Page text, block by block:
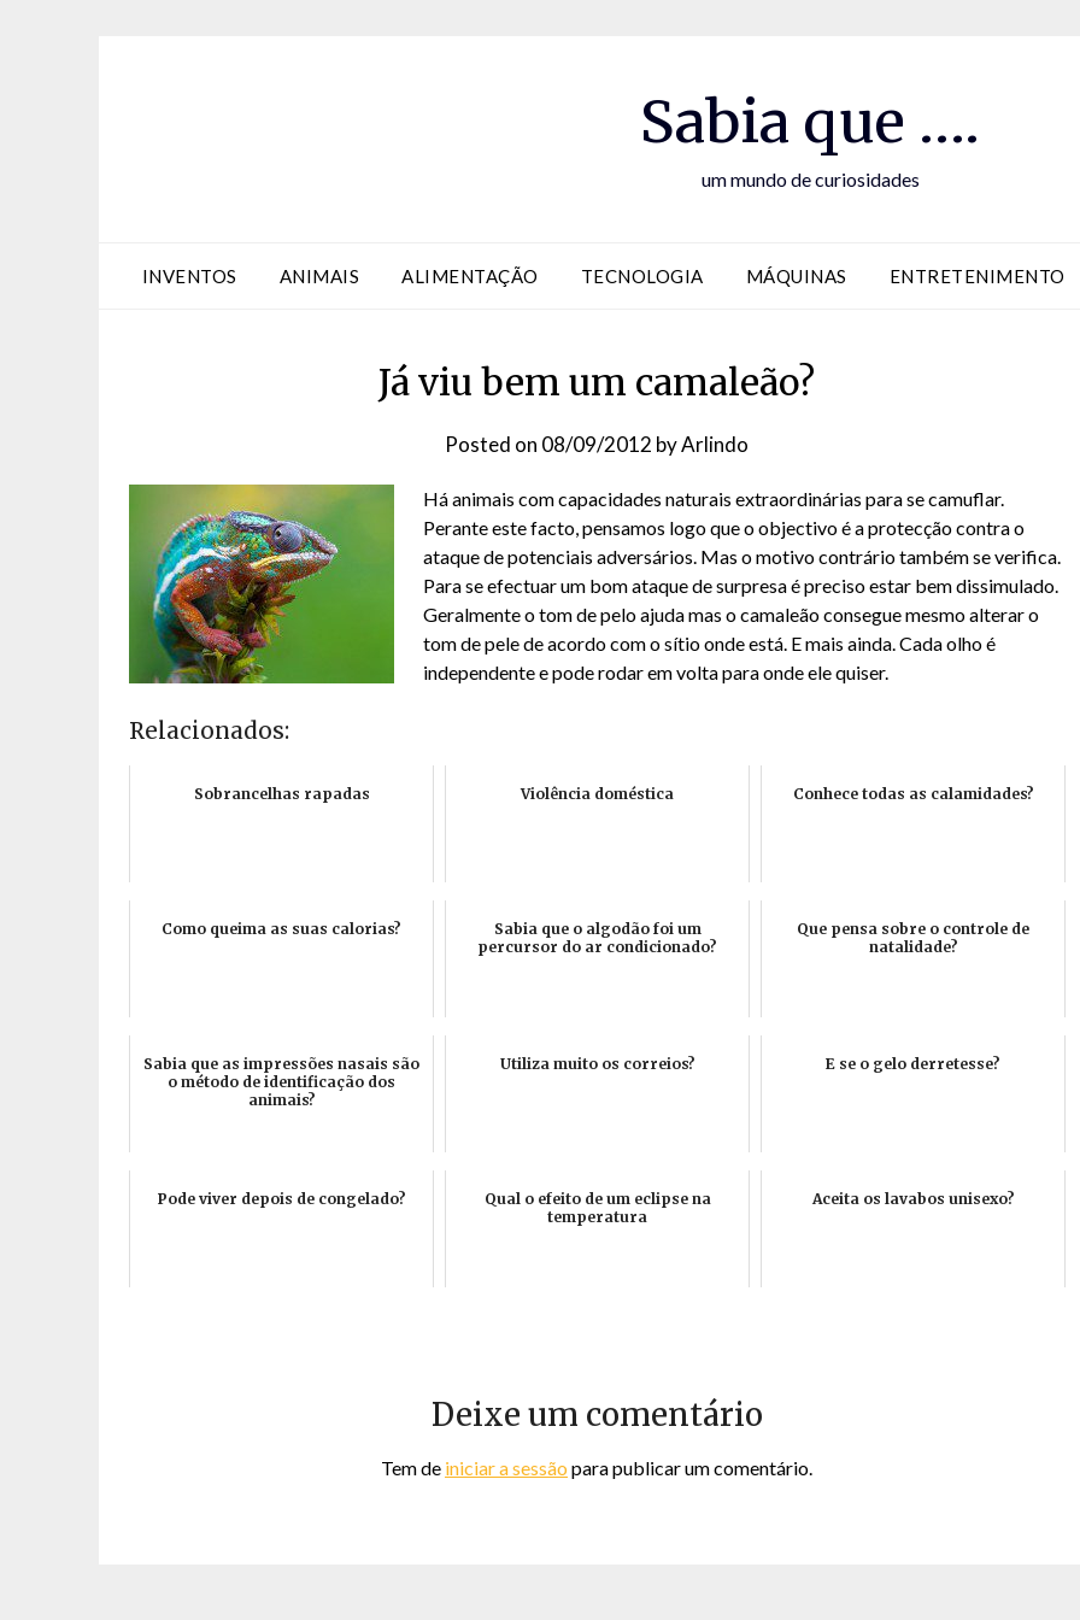
Sabia que ….
um mundo de curiosidades
INVENTOS ANIMAIS ALIMENTAÇÃO TECNOLOGIA MÁQUINAS ENTRETENIMENTO
Já viu bem um camaleão?
Posted on 08/09/2012 byArlindo
Há animais com capacidades naturais extraordinárias para se camuflar.
Perante este facto, pensamos logo que o objectivo é a protecção contra o
ataque de potenciais adversários. Mas o motivo contrário também se verifica.
Para se efectuar um bom ataque de surpresa é preciso estar bem dissimulado.
Geralmente o tom de pelo ajuda mas o camaleão consegue mesmo alterar o
tom de pele de acordo com o sítio onde está. E mais ainda. Cada olho é
independente e pode rodar em volta para onde ele quiser.
Relacionados:
Sobrancelhas rapadas Violência doméstica Conhece todas as calamidades?
Como queima as suas calorias?
Sabia que o algodão foi um
percursor do ar condicionado?
Que pensa sobre o controle de
natalidade?
Sabia que as impressões nasais são
o método de identificação dos
animais?
Utiliza muito os correios? E se o gelo derretesse?
Pode viver depois de congelado?
Qual o efeito de um eclipse na
temperatura
Aceita os lavabos unisexo?
Deixe um comentário
Tem de iniciar a sessão para publicar um comentário.